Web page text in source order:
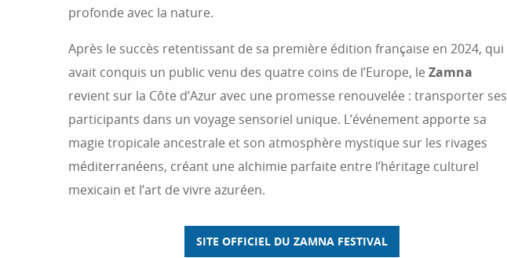
profonde avec la nature.
Après le succès retentissant de sa première édition française en 2024, qui
avait conquis un public venu des quatre coins de l’Europe, le Zamna
revient sur la Côte d’Azur avec une promesse renouvelée : transporter ses
participants dans un voyage sensoriel unique. L’événement apporte sa
magie tropicale ancestrale et son atmosphère mystique sur les rivages
méditerranéens, créant une alchimie parfaite entre l’héritage culturel
mexicain et l’art de vivre azuréen.
SITE OFFICIEL DU ZAMNA FESTIVAL